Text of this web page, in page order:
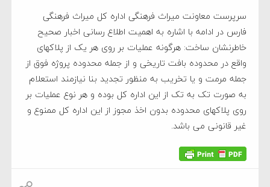
سرپرست معاونت میراث فرهنگی اداره کل میراث فرهنگی
فارس در ادامه با اشاره به اهمیت اطلاع رسانی اخبار صحیح
خاطرنشان ساخت: هرگونه عملیات بر روی هر یک از پلاکهای
واقع در محدوده بافت تاریخی و از جمله محدوده پروژه فوق از
جمله مرمت و یا تخریب به منظور تجدید بنا نیازمند استعلام
به صورت تک به تک از این اداره کل بوده و هر نوع عملیات بر
روی پلاکهای محدوده بدون اخذ مجوز از این اداره کل ممنوع و
غیر قانونی می باشد.